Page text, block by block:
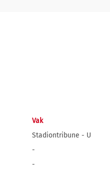
Vak
Stadiontribune - U
-
-